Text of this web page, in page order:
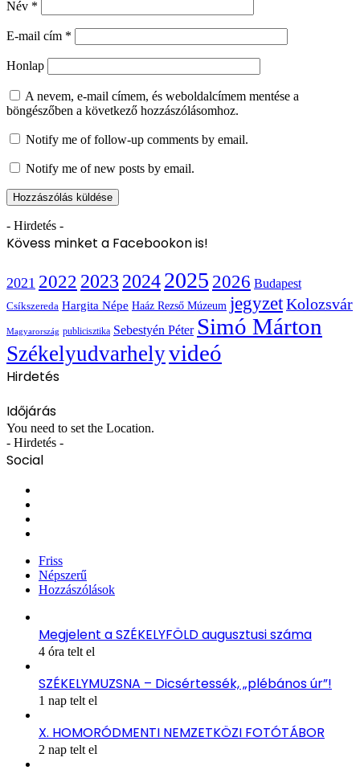
Név *
E-mail cím *
Honlap
A nevem, e-mail címem, és weboldalcímem mentése a
böngészőben a következő hozzászólásomhoz.
Notify me of follow-up comments by email.
Notify me of new posts by email.
- Hirdetés -
Kövess minket a Facebookon is!
2021 2022 2023 20242025 2026 Budapest
Csíkszereda Hargita Népe Haáz Rezső Múzeum jegyzetKolozsvár
Magyarország publicisztika Sebestyén Péter Simó Márton
Székelyudvarhelyvideó
Hirdetés
Időjárás
You need to set the Location.
- Hirdetés -
Social
Friss
Népszerű
Hozzászólások
Megjelent a SZÉKELYFÖLD augusztusi száma
4 óra telt el
SZÉKELYMUZSNA – Dicsértessék, „plébános úr”!
1 nap telt el
X. HOMORÓDMENTI NEMZETKÖZI FOTÓTÁBOR
2 nap telt el